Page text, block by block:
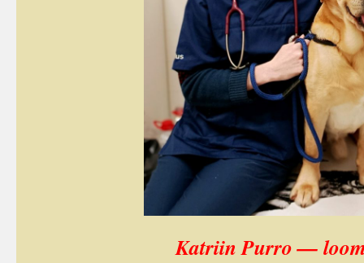
Katriin Purro —